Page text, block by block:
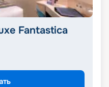
Fantastica